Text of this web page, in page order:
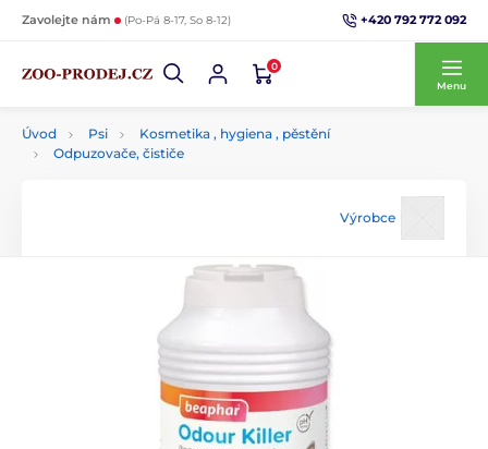
Zavolejte nám (Po-Pá 8-17, So 8-12) +420 792 772 092
0
Menu
Úvod Psi
Kosmetika , hygiena , pěstění
Odpuzovače, čističe
Výrobce